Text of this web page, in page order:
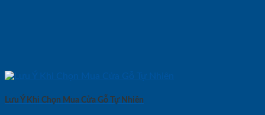
Lưu Ý Khi Chọn Mua Cửa Gỗ Tự Nhiên